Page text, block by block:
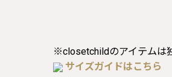
※closetchildのアイテムは
サイズガイドはこちら